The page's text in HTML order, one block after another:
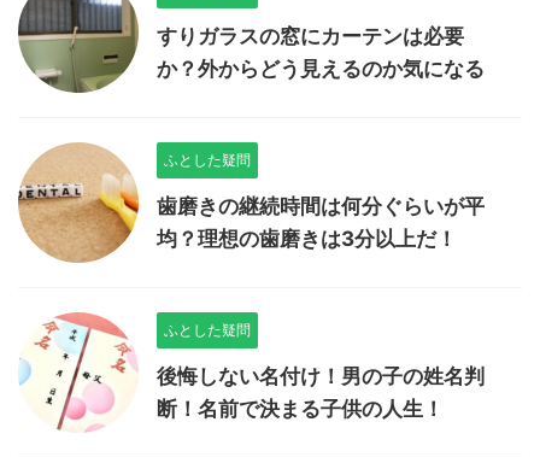
すりガラスの窓にカーテンは必要
か？外からどう見えるのか気になる
ふとした疑問
歯磨きの継続時間は何分ぐらいが平
均？理想の歯磨きは3分以上だ！
ふとした疑問
後悔しない名付け！男の子の姓名判
断！名前で決まる子供の人生！